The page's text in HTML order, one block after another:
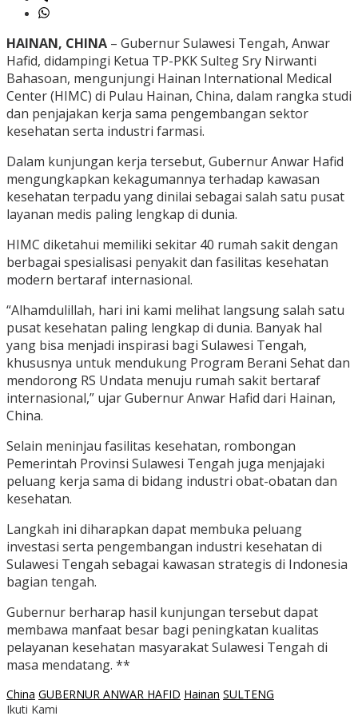
HAINAN, CHINA – Gubernur Sulawesi Tengah, Anwar
Hafid, didampingi Ketua TP-PKK Sulteg Sry Nirwanti
Bahasoan, mengunjungi Hainan International Medical
Center (HIMC) di Pulau Hainan, China, dalam rangka studi
dan penjajakan kerja sama pengembangan sektor
kesehatan serta industri farmasi.
Dalam kunjungan kerja tersebut, Gubernur Anwar Hafid
mengungkapkan kekagumannya terhadap kawasan
kesehatan terpadu yang dinilai sebagai salah satu pusat
layanan medis paling lengkap di dunia.
HIMC diketahui memiliki sekitar 40 rumah sakit dengan
berbagai spesialisasi penyakit dan fasilitas kesehatan
modern bertaraf internasional.
“Alhamdulillah, hari ini kami melihat langsung salah satu
pusat kesehatan paling lengkap di dunia. Banyak hal
yang bisa menjadi inspirasi bagi Sulawesi Tengah,
khususnya untuk mendukung Program Berani Sehat dan
mendorong RS Undata menuju rumah sakit bertaraf
internasional,” ujar Gubernur Anwar Hafid dari Hainan,
China.
Selain meninjau fasilitas kesehatan, rombongan
Pemerintah Provinsi Sulawesi Tengah juga menjajaki
peluang kerja sama di bidang industri obat-obatan dan
kesehatan.
Langkah ini diharapkan dapat membuka peluang
investasi serta pengembangan industri kesehatan di
Sulawesi Tengah sebagai kawasan strategis di Indonesia
bagian tengah.
Gubernur berharap hasil kunjungan tersebut dapat
membawa manfaat besar bagi peningkatan kualitas
pelayanan kesehatan masyarakat Sulawesi Tengah di
masa mendatang. **
China GUBERNUR ANWAR HAFID Hainan SULTENG
Ikuti Kami